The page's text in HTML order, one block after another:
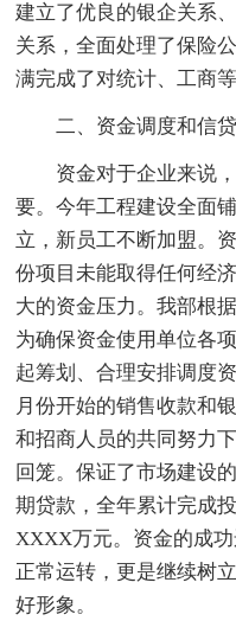
建立了优良的银企关系
关系，全面处理了保险
满完成了对统计、工商
二、资金调度和信
资金对于企业来说
要。今年工程建设全面
立，新员工不断加盟。
份项目未能取得任何经
大的资金压力。我部根
为确保资金使用单位各
起筹划、合理安排调度
月份开始的销售收款和
和招商人员的共同努力
回笼。保证了市场建设
期贷款，全年累计完成
XXXX万元。资金的成
正常运转，更是继续树
好形象。